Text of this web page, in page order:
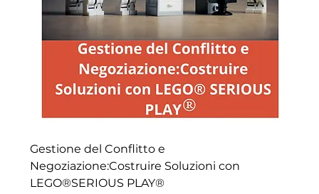
Gestione del Conflitto e
Negoziazione:Costruire Soluzioni con
LEGO®SERIOUS PLAY®